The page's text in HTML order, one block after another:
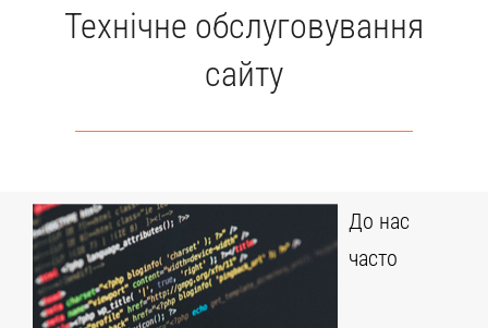
Технічне обслуговування
сайту
До нас
часто